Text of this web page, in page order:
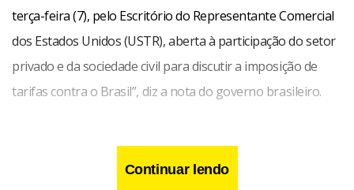
terça-feira (7), pelo Escritório do Representante Comercial
dos Estados Unidos (USTR), aberta à participação do setor
privado e da sociedade civil para discutir a imposição de
tarifas contra o Brasil”, diz a nota do governo brasileiro.
Continuar lendo